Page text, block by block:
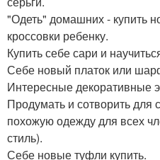
"Одеть" домашних - купить
кроссовки ребенку.
Купить себе сари и
Себе новый платок или
Интересные декоративные
Продумать и сотворить для
похожую одежду для всех
стиль).
Себе новые туфли купить.